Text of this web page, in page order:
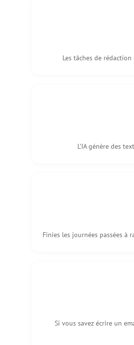
Les tâches de
L’IA génère des
Finies les journées passées à
Si vous savez écrire un